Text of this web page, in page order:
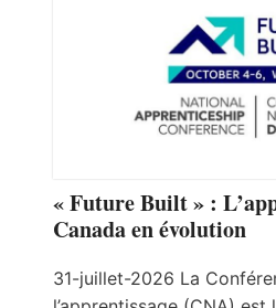
« Future Built » :
Canada en évolution
31-juillet-2026 La